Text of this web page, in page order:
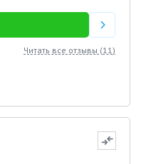
Читать все отзывы (11)